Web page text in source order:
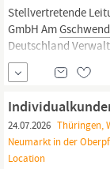
Stellvertretende
GmbH AmGschwend
Deutschland
Berufserfahrung
Partenkirchen und
24.07.2026 Thüringen,
Neumarkt in der
Location